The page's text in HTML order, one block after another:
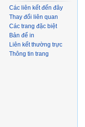
Các liên kết đến đây
Thay đổi liên quan
Các trang đặc biệt
Bản để in
Liên kết thường trực
Thông tin trang